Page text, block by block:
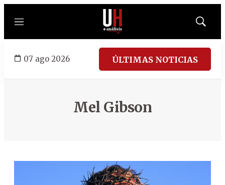
Menú
Mostrar
07 ago 2026 ÚLTIMAS NOTICIAS
Mel Gibson